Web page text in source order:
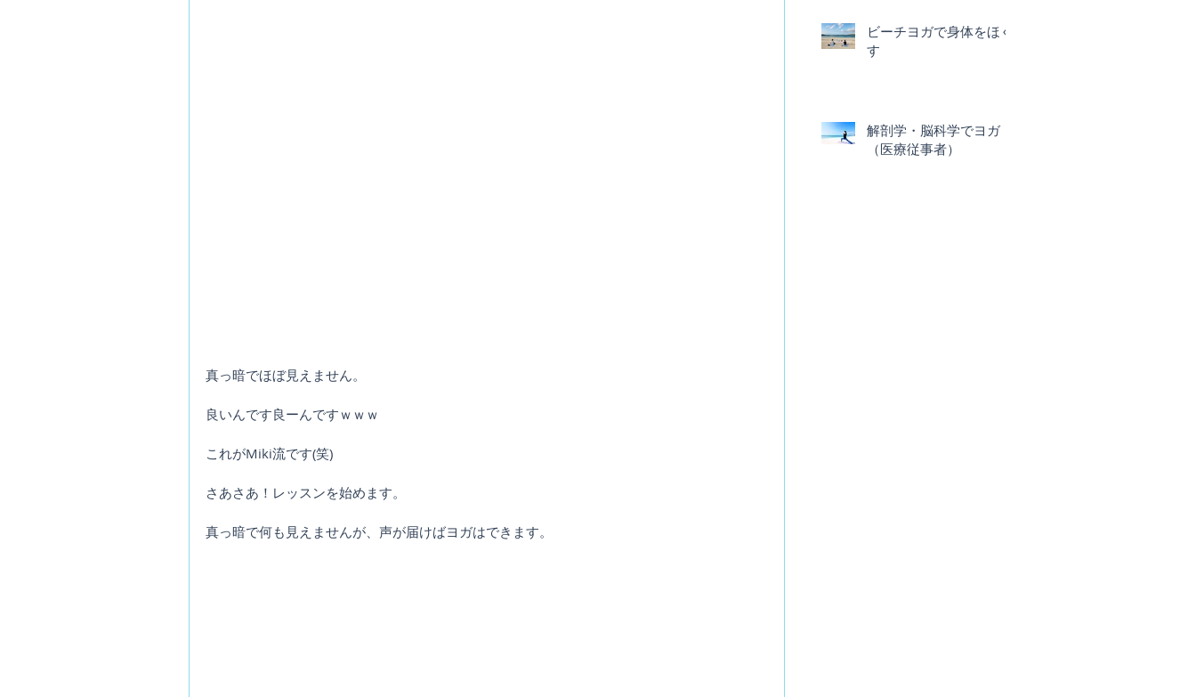
真っ暗でほぼ見えません。
良いんです良ーんですｗｗｗ
これがMiki流です(笑)
さあさあ！レッスンを始めます。
真っ暗で何も見えませんが、声が届けばヨガはできます。
ビーチヨガで身体をほぐ
す
解剖学・脳科学でヨガ
（医療従事者）